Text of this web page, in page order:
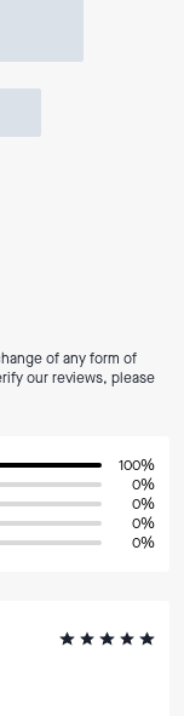
of any form of
our reviews, please
100%
0%
0%
0%
0%